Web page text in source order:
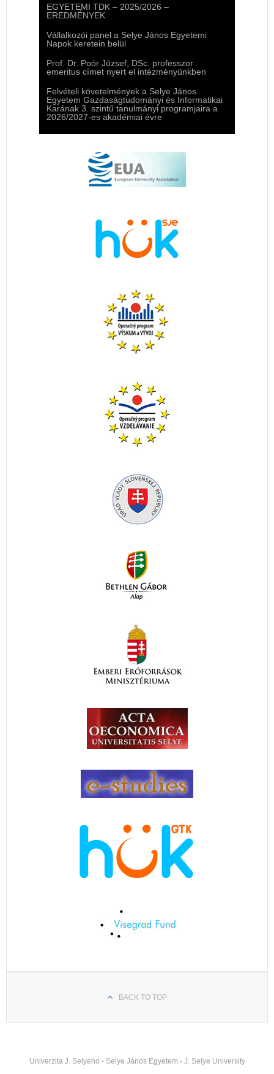
EGYETEMI TDK – 2025/2026 –
EREDMÉNYEK
Vállalkozói panel a Selye János Egyetemi
Napok keretein belül
Prof. Dr. Poór József, DSc. professzor
emeritus címet nyert el intézményünkben
Felvételi követelmények a Selye János
Egyetem Gazdaságtudományi és Informatikai
Karának 3. szintű tanulmányi programjaira a
2026/2027-es akadémiai évre
BACK TO TOP
Univerzita J. Selyeho - Selye János Egyetem - J. Selye University